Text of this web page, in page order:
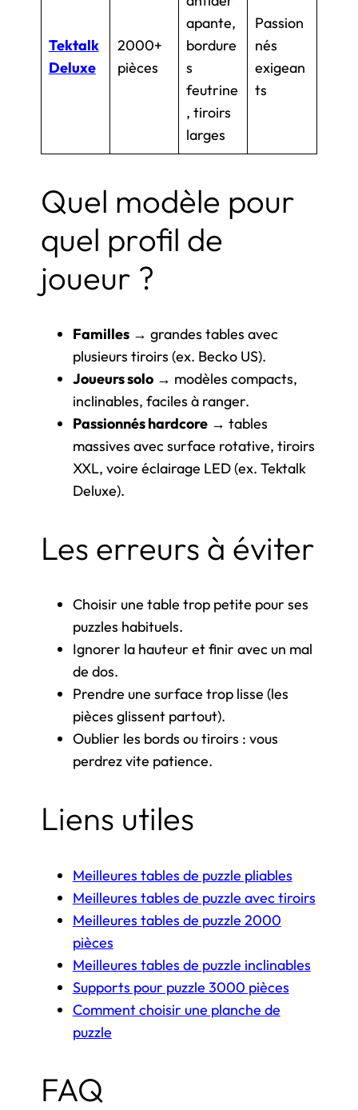
Tektalk
Deluxe
2000+
pièces
apante,
bordure
s
feutrine
, tiroirs
larges
Passion
nés
exigean
ts
Quel modèle pour
quel profil de
joueur ?
Familles→ grandes tables avec
plusieurs tiroirs (ex. Becko US).
Joueurs solo→ modèles compacts,
inclinables, faciles à ranger.
Passionnés hardcore→ tables
massives avec surface rotative, tiroirs
XXL, voire éclairage LED (ex. Tektalk
Deluxe).
Les erreurs à éviter
Choisir une table trop petite pour ses
puzzles habituels.
Ignorer la hauteur et finir avec un mal
de dos.
Prendre une surface trop lisse (les
pièces glissent partout).
Oublier les bords ou tiroirs : vous
perdrez vite patience.
Liens utiles
Meilleures tables de puzzle pliables
Meilleures tables de puzzle avec tiroirs
Meilleures tables de puzzle 2000
pièces
Meilleures tables de puzzle inclinables
Supports pour puzzle 3000 pièces
Comment choisir une planche de
puzzle
FAQ